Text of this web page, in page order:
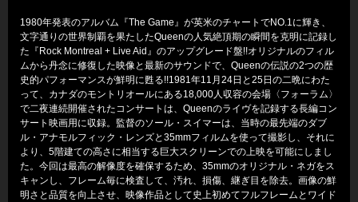
1980年発表のアルバム『The Game』が英米のチャートでNO.1に輝き、
文字通りの世界制覇を果たしたQueenの人気絶頂期の瞬間を克明に記録し
た『Rock Montreal + Live Aid』のアップグレード盤!!オリジナルのフィル
ムから丹念に修復した映像と最新のサウンドで、Queenの伝説の2つの歴
史的パフォーマンスが鮮明に甦る!!1981年11月24日と25日の二晩にわた
って、カナダのモントリオールにある18,000人収容の会場〈フォーラム〉
で二夜連続開催されたコンサートは、Queenのライヴを記録する長編コン
サート映画用に収録。監督のソール・スイマーは、当時の最先端のダブ
ル・アナモルフィック・レンズと35mmフィルムを使って撮影し、それに
より、5階建ての高さに相当する巨大スクリーンでの上映を可能にしまし
た。今回は最高の解像度を確保するため、35mmのオリジナル・ネガをス
キャンし、フレーム毎に検査して、汚れ、損傷、継ぎ目を除去。画像の鮮
明さと品質を向上させ、映像作品として史上初めてフルフレームとワイド